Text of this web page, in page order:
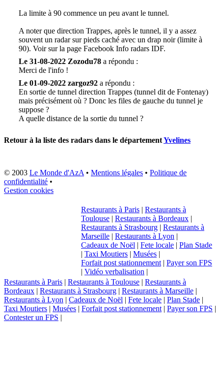
La limite à 90 commence un peu avant le tunnel.
A noter que direction Trappes, après le tunnel, il y a assez
souvent un radar sur pieds caché avec un drap noir (limite à
90). Voir sur la page Facebook Info radars IDF.
Le 31-08-2022 Zozodu78 a répondu :
Merci de l'info !
Le 01-09-2022 zargoz92 a répondu :
En sortie de tunnel direction Trappes (tunnel dit de Fontenay)
mais précisément où ? Donc les files de gauche du tunnel je
suppose ?
A quelle distance de la sortie du tunnel ?
Retour à la liste des radars dans le départementYvelines
© 2003 Le Monde d'AzA • Mentions légales • Politique de
confidentialité •
Gestion cookies
Restaurants à Paris | Restaurants à
Toulouse | Restaurants à Bordeaux |
Restaurants à Strasbourg | Restaurants à
Marseille | Restaurants à Lyon |
Cadeaux de Noël | Fete locale | Plan Stade
| Taxi Moutiers | Musées |
Forfait post stationnement | Payer son FPS
| Vidéo verbalisation |
Restaurants à Paris | Restaurants à Toulouse | Restaurants à
Bordeaux | Restaurants à Strasbourg | Restaurants à Marseille |
Restaurants à Lyon | Cadeaux de Noël | Fete locale | Plan Stade |
Taxi Moutiers | Musées | Forfait post stationnement | Payer son FPS |
Contester un FPS |